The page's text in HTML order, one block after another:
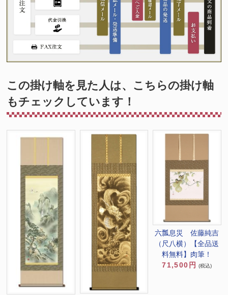
この掛け軸を見た人は、こちらの掛け軸
もチェックしています！
六瓢息災 佐藤純吉
（尺八横）【全品送
料無料】肉筆！
71,500円
(税込)